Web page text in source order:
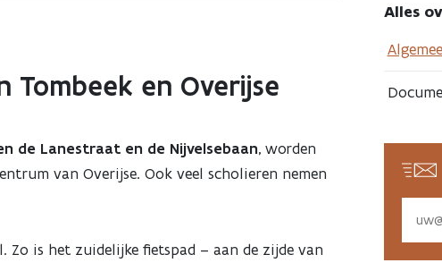
Tombeek en Overijse
de Lanestraat en de Nijvelsebaan, worden
van Overijse. Ook veel scholieren nemen
is het zuidelijke fietspad – aan de zijde van
Alles
via
email